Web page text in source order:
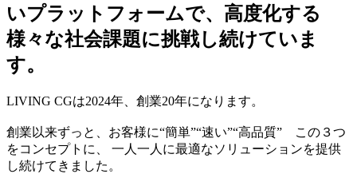
いプラットフォームで、高度化する
様々な社会課題に挑戦し続けていま
す。
LIVING CGは2024年、創業20年になります。
創業以来ずっと、お客様に“簡単”“速い”“高品質” この３つ
をコンセプトに、 一人一人に最適なソリューションを提供
し続けてきました。